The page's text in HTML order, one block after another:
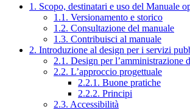
1. Scopo, destinatari e uso del Manuale
1.1. Versionamento e storico
1.2. Consultazione del manuale
1.3. Contribuisci al manuale
2. Introduzione al design per i servizi
2.1. Design per l’amministrazione
2.2. L’approccio progettuale
2.2.1. Buone pratiche
2.2.2. Principi
2.3. Accessibilità